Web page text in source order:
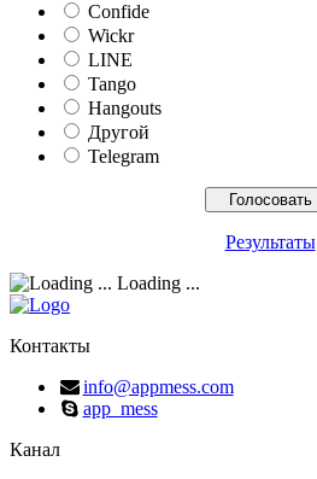
Confide
Wickr
LINE
Tango
Hangouts
Другой
Telegram
Результаты
Loading ...
Контакты
info@appmess.com
app_mess
Канал